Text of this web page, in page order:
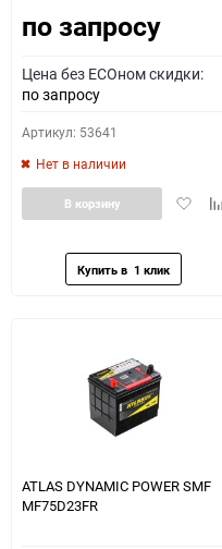
Как
0 - обратная 1 - прямая
по запросу
Цена без ECOном скидки:
по запросу
Артикул: 53641
Нет в наличии
В корзину
ATLAS DYNAMIC POWER SMF
MF75D23FR